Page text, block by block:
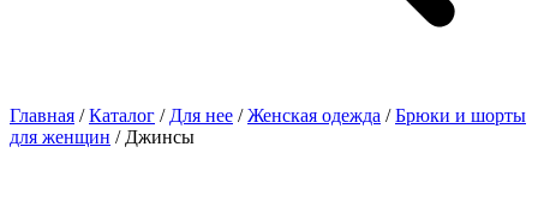
Главная /Каталог / Для нее /Женская одежда /Брюки и шорты
для женщин / Джинсы